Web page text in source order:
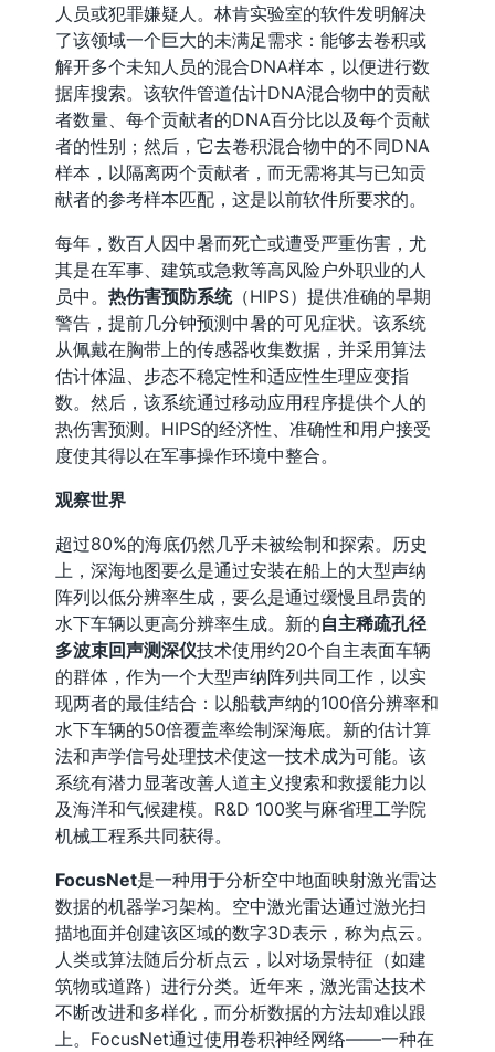
人员或犯罪嫌疑人。林肯实验室的软件发明解决
了该领域一个巨大的未满足需求：能够去卷积或
解开多个未知人员的混合DNA样本，以便进行数
据库搜索。该软件管道估计DNA混合物中的贡献
者数量、每个贡献者的DNA百分比以及每个贡献
者的性别；然后，它去卷积混合物中的不同DNA
样本，以隔离两个贡献者，而无需将其与已知贡
献者的参考样本匹配，这是以前软件所要求的。
每年，数百人因中暑而死亡或遭受严重伤害，尤
其是在军事、建筑或急救等高风险户外职业的人
员中。 热伤害预防系统（HIPS）提供准确的早期
警告，提前几分钟预测中暑的可见症状。该系统
从佩戴在胸带上的传感器收集数据，并采用算法
估计体温、步态不稳定性和适应性生理应变指
数。然后，该系统通过移动应用程序提供个人的
热伤害预测。HIPS的经济性、准确性和用户接受
度使其得以在军事操作环境中整合。
观察世界
超过80%的海底仍然几乎未被绘制和探索。历史
上，深海地图要么是通过安装在船上的大型声纳
阵列以低分辨率生成，要么是通过缓慢且昂贵的
水下车辆以更高分辨率生成。新的自主稀疏孔径
多波束回声测深仪技术使用约20个自主表面车辆
的群体，作为一个大型声纳阵列共同工作，以实
现两者的最佳结合：以船载声纳的100倍分辨率和
水下车辆的50倍覆盖率绘制深海底。新的估计算
法和声学信号处理技术使这一技术成为可能。该
系统有潜力显著改善人道主义搜索和救援能力以
及海洋和气候建模。R&D 100奖与麻省理工学院
机械工程系共同获得。
FocusNet是一种用于分析空中地面映射激光雷达
数据的机器学习架构。空中激光雷达通过激光扫
描地面并创建该区域的数字3D表示，称为点云。
人类或算法随后分析点云，以对场景特征（如建
筑物或道路）进行分类。近年来，激光雷达技术
不断改进和多样化，而分析数据的方法却难以跟
上。FocusNet通过使用卷积神经网络——一种在